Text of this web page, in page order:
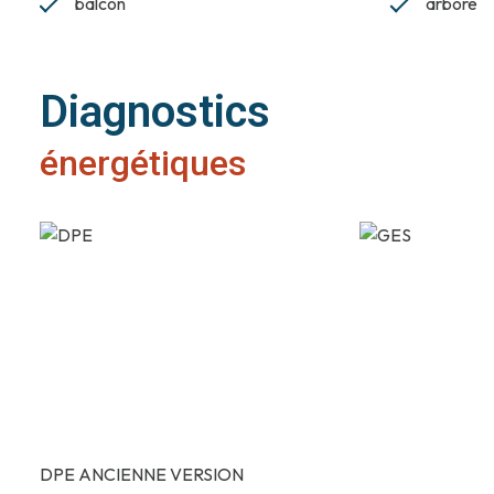
Diagnostics
énergétiques
DPE ANCIENNE VERSION